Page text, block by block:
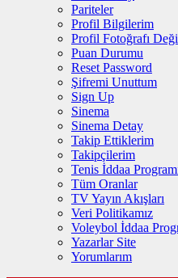
Pariteler
Profil Bilgilerim
Profil Fotoğrafı
Puan Durumu
Reset Password
Şifremi Unuttum
Sign Up
Sinema
Sinema Detay
Takip Ettiklerim
Takipçilerim
Tenis İddaa
Tüm Oranlar
TV Yayın Akışları
Veri Politikamız
Voleybol İddaa
Yazarlar Site
Yorumlarım